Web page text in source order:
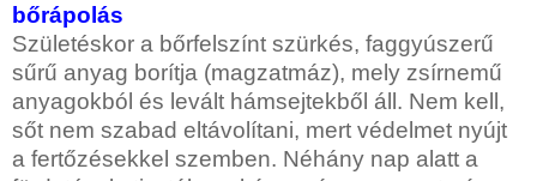
bőrápolás
Születéskor a bőrfelszínt szürkés, faggyúszerű
sűrű anyag borítja (magzatmáz), mely zsírnemű
anyagokból és levált hámsejtekből áll. Nem kell,
sőt nem szabad eltávolítani, mert védelmet nyújt
a fertőzésekkel szemben. Néhány nap alatt a